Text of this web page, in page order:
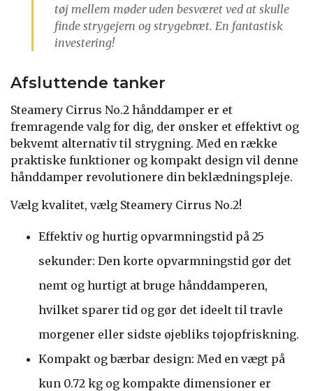
tøj mellem møder uden besværet ved at skulle
finde strygejern og strygebræt. En fantastisk
investering!
Afsluttende tanker
Steamery Cirrus No.2 hånddamper er et
fremragende valg for dig, der ønsker et effektivt og
bekvemt alternativ til strygning. Med en række
praktiske funktioner og kompakt design vil denne
hånddamper revolutionere din beklædningspleje.
Vælg kvalitet, vælg Steamery Cirrus No.2!
Effektiv og hurtig opvarmningstid på 25
sekunder: Den korte opvarmningstid gør det
nemt og hurtigt at bruge hånddamperen,
hvilket sparer tid og gør det ideelt til travle
morgener eller sidste øjebliks tøjopfriskning.
Kompakt og bærbar design: Med en vægt på
kun 0.72 kg og kompakte dimensioner er